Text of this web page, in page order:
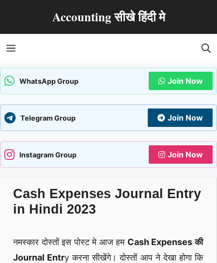
Accounting सीखे हिंदी मे
Menu
WhatsApp Group Join Now
Telegram Group Join Now
Instagram Group Join Now
Cash Expenses Journal Entry
in Hindi 2023
नमस्कार दोस्तों इस पोस्ट मे आज हम Cash Expenses की
Journal Entry करना सीखेंगे। दोस्तों आप ने देखा होगा कि